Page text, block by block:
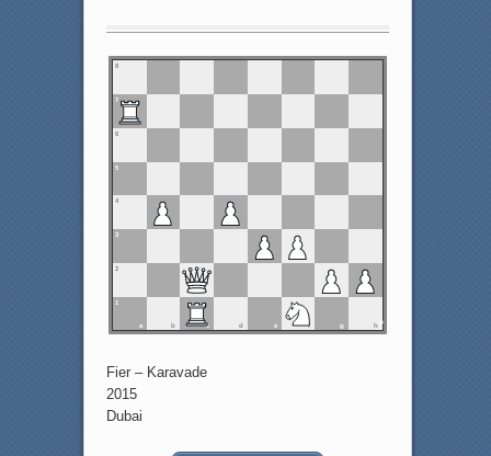
8
7
6
5
4
3
2
1
a b c d e f g h
Fier – Karavade
2015
Dubai